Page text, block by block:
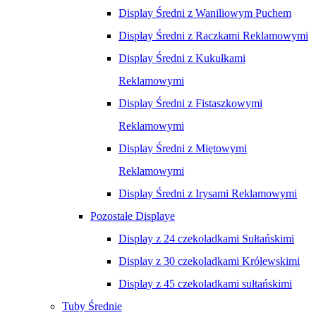
Display Średni z Waniliowym Puchem
Display Średni z Raczkami Reklamowymi
Display Średni z Kukułkami
Reklamowymi
Display Średni z Fistaszkowymi
Reklamowymi
Display Średni z Miętowymi
Reklamowymi
Display Średni z Irysami Reklamowymi
Pozostałe Displaye
Display z 24 czekoladkami Sułtańskimi
Display z 30 czekoladkami Królewskimi
Display z 45 czekoladkami sułtańskimi
Tuby Średnie